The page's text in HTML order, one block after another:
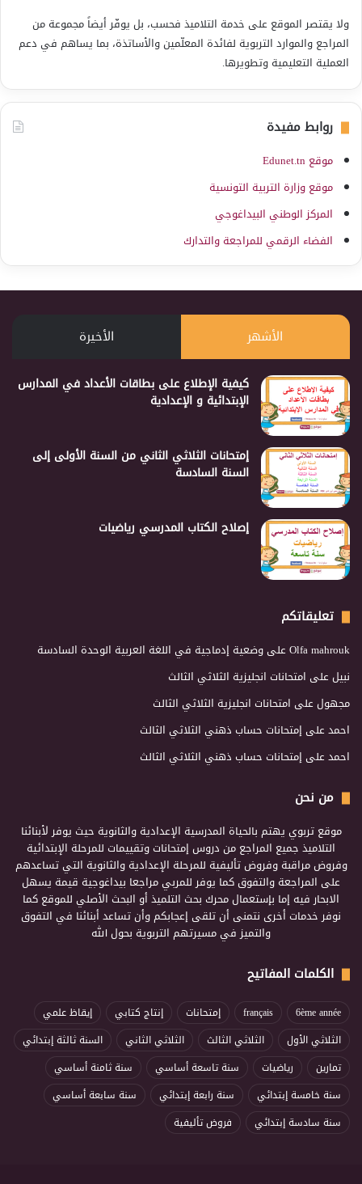
ولا يقتصر الموقع على خدمة التلاميذ فحسب، بل يوفّر أيضاً مجموعة من
المراجع والموارد التربوية لفائدة المعلّمين والأساتذة، بما يساهم في دعم
العملية التعليمية وتطويرها.
روابط مفيدة
موقع Edunet.tn
موقع وزارة التربية التونسية
المركز الوطني البيداغوجي
الفضاء الرقمي للمراجعة والتدارك
الأشهر الأخيرة
كيفية الإطلاع على بطاقات الأعداد في المدارس
الإبتدائية و الإعدادية
إمتحانات الثلاثي الثاني من السنة الأولى إلى
السنة السادسة
إصلاح الكتاب المدرسي رياضيات
تعليقاتكم
Olfa mahroukعلى وضعية إدماجية في اللغة العربية الوحدة السادسة
نبيلعلى امتحانات انجليزية الثلاثي الثالث
مجهولعلى امتحانات انجليزية الثلاثي الثالث
احمدعلى إمتحانات حساب ذهني الثلاثي الثالث
احمدعلى إمتحانات حساب ذهني الثلاثي الثالث
من نحن
موقع تربوي يهتم بالحياة المدرسية الإعدادية والثانوية حيث يوفر لأبنائنا
التلاميذ جميع المراجع من دروس إمتحانات وتقييمات للمرحلة الإبتدائية
وفروض مراقبة وفروض تأليفية للمرحلة الإعدادية والثانوية التي تساعدهم
على المراجعة والتفوق كما يوفر للمربي مراجعا بيداغوجية قيمة يسهل
الابحار فيه إما بإستعمال محرك بحث التلميذ أو البحث الأصلي للموقع كما
نوفر خدمات أخرى نتمنى أن تلقى إعجابكم وأن تساعد أبنائنا في التفوق
والتميز في مسيرتهم التربوية بحول الله
الكلمات المفاتيح
6ème année
français إمتحانات إنتاج كتابي
إيقاظ علمي
الثلاثي الأول
الثلاثي الثالث الثلاثي الثاني
السنة ثالثة إبتدائي
تمارين
رياضيات سنة تاسعة أساسي
سنة ثامنة أساسي
سنة خامسة إبتدائي
سنة رابعة إبتدائي
سنة سابعة أساسي
سنة سادسة إبتدائي
فروض تأليفية